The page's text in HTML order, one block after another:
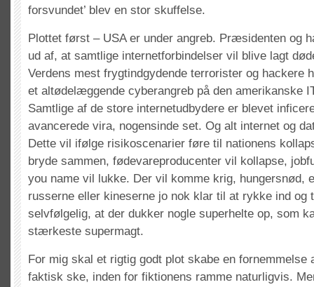
forsvundet’ blev en stor skuffelse.
Plottet først – USA er under angreb. Præsidenten og
ud af, at samtlige internetforbindelser vil blive lagt
Verdens mest frygtindgydende terrorister og hackere
et altødelæggende cyberangreb på den amerikanske
Samtlige af de store internetudbydere er blevet
avancerede vira, nogensinde set. Og alt internet og
Dette vil ifølge risikoscenarier føre til nationens
bryde sammen, fødevareproducenter vil kollapse,
you name vil lukke. Der vil komme krig, hungersnød,
russerne eller kineserne jo nok klar til at rykke ind og
selvfølgelig, at der dukker nogle superhelte op, som
stærkeste supermagt.
For mig skal et rigtig godt plot skabe en fornemmelse
faktisk ske, inden for fiktionens ramme naturligvis.